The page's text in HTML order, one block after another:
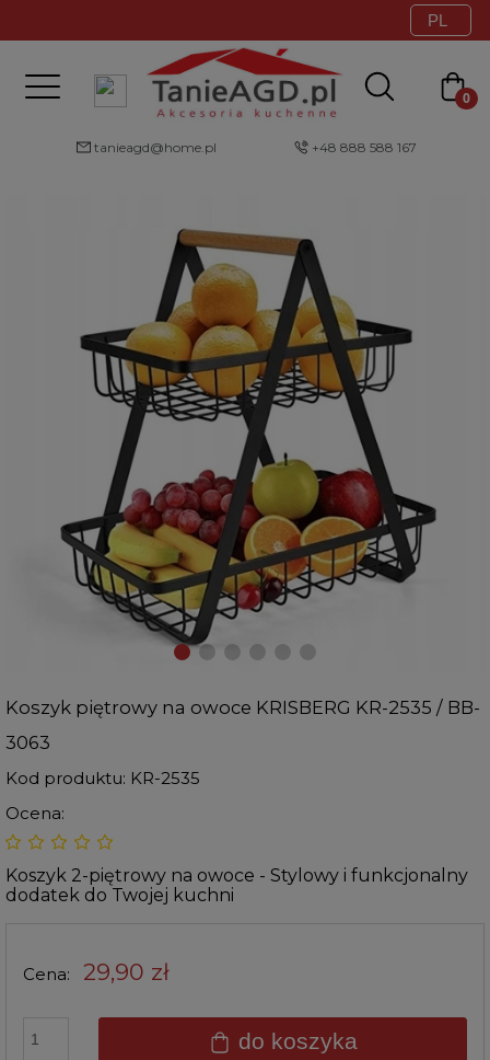
tanieagd@home.pl +48 888 588 167
Koszyk piętrowy na owoce KRISBERG KR-2535 / BB-
3063
Kod produktu: KR-2535
Ocena:
Koszyk 2-piętrowy na owoce - Stylowy i funkcjonalny
dodatek do Twojej kuchni
Cena: 29,90 zł
do koszyka